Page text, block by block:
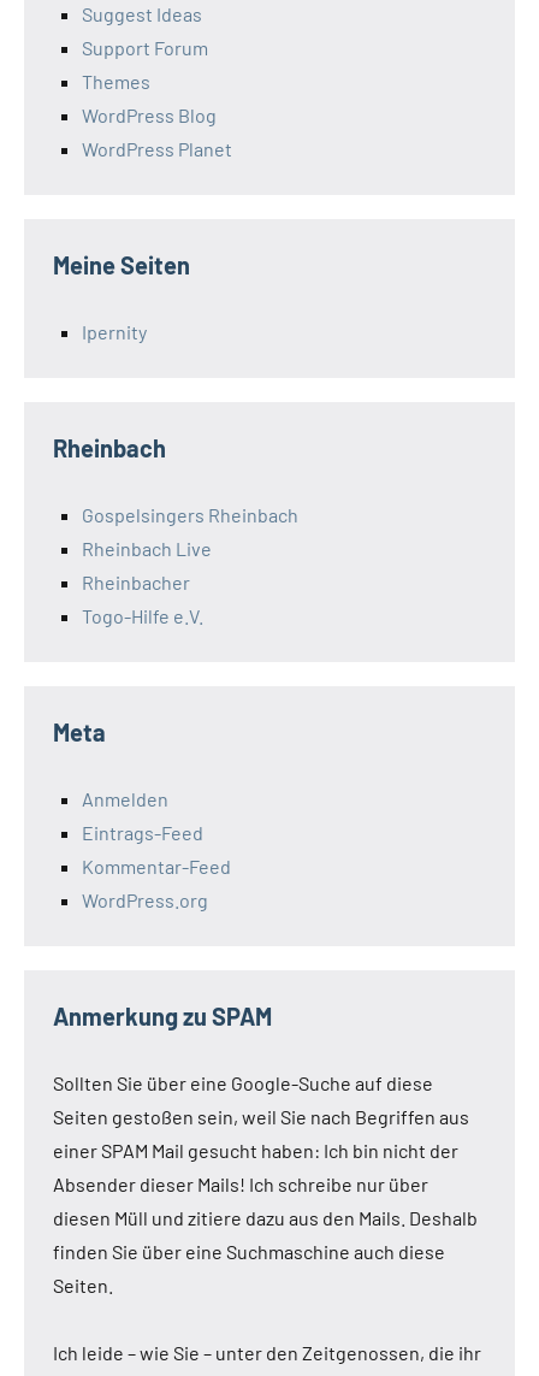
Suggest Ideas
Support Forum
Themes
WordPress Blog
WordPress Planet
Meine Seiten
Ipernity
Rheinbach
Gospelsingers Rheinbach
Rheinbach Live
Rheinbacher
Togo-Hilfe e.V.
Meta
Anmelden
Eintrags-Feed
Kommentar-Feed
WordPress.org
Anmerkung zu SPAM
Sollten Sie über eine Google-Suche auf diese
Seiten gestoßen sein, weil Sie nach Begriffen aus
einer SPAM Mail gesucht haben: Ich bin nicht der
Absender dieser Mails! Ich schreibe nur über
diesen Müll und zitiere dazu aus den Mails. Deshalb
finden Sie über eine Suchmaschine auch diese
Seiten.
Ich leide – wie Sie – unter den Zeitgenossen, die ihr